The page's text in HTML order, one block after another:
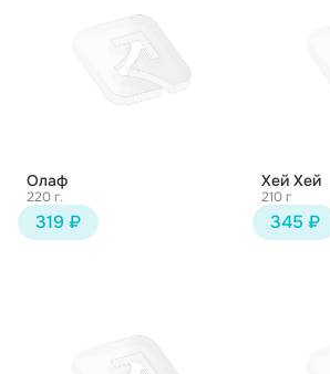
Олаф
220 г.
319 ₽
Хей Хей
210 г
345 ₽